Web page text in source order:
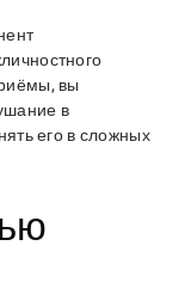
вы
в
его в сложных